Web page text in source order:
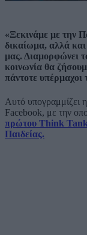
«Ξεκινάμε με την
δικαίωμα, αλλά και
μας. Διαμορφώνει
κοινωνία θα
πάντοτε υπέρμαχοι
Αυτό υπογραμμίζει η
Facebook, με την
πρώτου Think
Παιδείας.